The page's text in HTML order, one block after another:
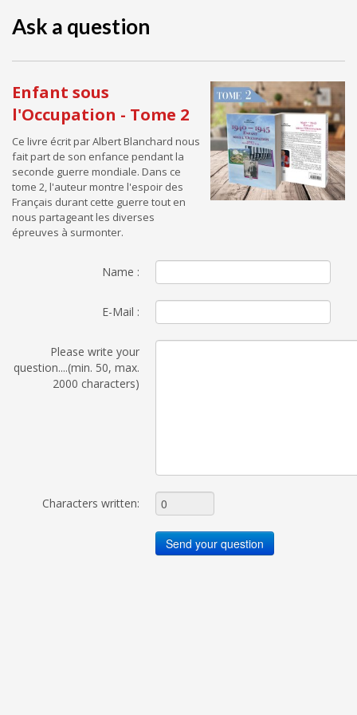
Ask a question
Enfant sous
l'Occupation - Tome 2
Ce livre écrit par Albert Blanchard nous
fait part de son enfance pendant la
seconde guerre mondiale. Dans ce
tome 2, l'auteur montre l'espoir des
Français durant cette guerre tout en
nous partageant les diverses
épreuves à surmonter.
Name :
E-Mail :
Please write your
question....(min. 50, max.
2000 characters)
Characters written: